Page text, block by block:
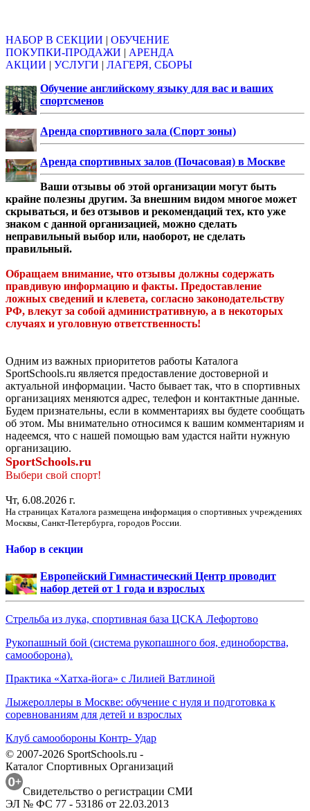
НАБОР В СЕКЦИИ | ОБУЧЕНИЕ
ПОКУПКИ-ПРОДАЖИ | АРЕНДА
АКЦИИ | УСЛУГИ | ЛАГЕРЯ, СБОРЫ
Обучение английскому языку для вас и ваших
спортсменов
Аренда спортивного зала (Спорт зоны)
Аренда спортивных залов (Почасовая) в Москве
Ваши отзывы об этой организации могут быть
крайне полезны другим. За внешним видом многое может
скрываться, и без отзывов и рекомендаций тех, кто уже
знаком с данной организацией, можно сделать
неправильный выбор или, наоборот, не сделать
правильный.
Обращаем внимание, что отзывы должны содержать
правдивую информацию и факты. Предоставление
ложных сведений и клевета, согласно законодательству
РФ, влекут за собой административную, а в некоторых
случаях и уголовную ответственность!
Одним из важных приоритетов работы Каталога
SportSchools.ru является предоставление достоверной и
актуальной информации. Часто бывает так, что в спортивных
организациях меняются адрес, телефон и контактные данные.
Будем признательны, если в комментариях вы будете сообщать
об этом. Мы внимательно относимся к вашим комментариям и
надеемся, что с нашей помощью вам удастся найти нужную
организацию.
SportSchools.ru
Выбери свой спорт!
Чт, 6.08.2026 г.
На страницах Каталога размещена информация о спортивных учреждениях
Москвы, Санкт-Петербурга, городов России.
Набор в секции
Европейский Гимнастический Центр проводит
набор детей от 1 года и взрослых
Стрельба из лука, спортивная база ЦСКА Лефортово
Рукопашный бой (система рукопашного боя, единоборства,
самооборона).
Практика «Хатха-йога» с Лилией Ватлиной
Лыжероллеры в Москве: обучение с нуля и подготовка к
соревнованиям для детей и взрослых
Клуб самообороны Контр- Удар
© 2007-2026 SportSchools.ru -
Каталог Спортивных Организаций
Свидетельство о регистрации СМИ
ЭЛ № ФС 77 - 53186 от 22.03.2013